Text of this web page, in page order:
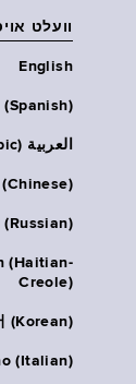
וועלט
English
(Spanish)
العربية (Arabic)
(Chinese)
(Russian)
(Haitian-
Creole)
(Korean)
(Italian)